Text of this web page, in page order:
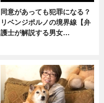
同意があっても犯罪になる？
リベンジポルノの境界線【弁
護士が解説する男女…